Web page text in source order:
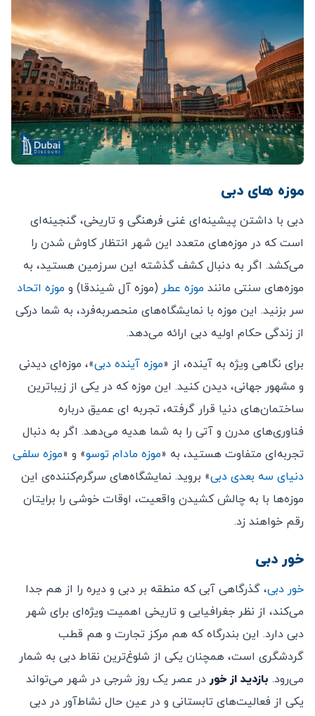
موزه های دبی
دبی با داشتن پیشینه‌ای غنی فرهنگی و تاریخی، گنجینه‌ای
است که در موزه‌های متعدد این شهر انتظار کاوش شدن را
می‌کشد. اگر به دنبال کشف گذشته‌ این سرزمین هستید، به
موزه‌های سنتی مانند موزه عطر (موزه آل شیندقا) و موزه اتحاد
سر بزنید. این موزه با نمایشگاه‌های منحصربه‌فرد، به شما درکی
از زندگی حکام اولیه‌ دبی ارائه می‌دهد.
برای نگاهی ویژه به آینده، از «موزه آینده دبی»، موزه‌ای دیدنی
و مشهور جهانی، دیدن کنید. این موزه که در یکی از زیباترین
ساختمان‌های دنیا قرار گرفته، تجربه ای عمیق درباره
فناوری‌های مدرن و آتی را به شما هدیه می‌دهد. اگر به دنبال
تجربه‌ای متفاوت هستید، به «موزه مادام توسو» و «موزه سلفی
دنیای سه بعدی دبی» بروید. نمایشگاه‌های سرگرم‌کننده‌ی این
موزه‌ها با به چالش کشیدن واقعیت، اوقات خوشی را برایتان
رقم خواهند زد.
خور دبی
خور دبی، گذرگاهی آبی که منطقه بر دبی و دیره را از هم جدا
می‌کند، از نظر جغرافیایی و تاریخی اهمیت ویژه‌ای برای شهر
دبی دارد. این بندرگاه که هم مرکز تجارت و هم قطب
گردشگری است، همچنان یکی از شلوغ‌ترین نقاط دبی به شمار
می‌رود. بازدید از خور در عصر یک روز شرجی در شهر می‌تواند
یکی از فعالیت‌های تابستانی و در عین حال نشاط‌آور در دبی